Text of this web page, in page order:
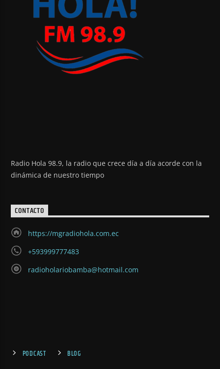
Radio Hola 98.9, la radio que crece día a día acorde con la
dinámica de nuestro tiempo
CONTACTO
https://mgradiohola.com.ec
+593999777483
radioholariobamba@hotmail.com
PODCAST BLOG